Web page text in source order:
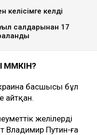
келді
салдарынан 17
басшысы бұл
айтқан.
желілерді
Владимир Путин-ға